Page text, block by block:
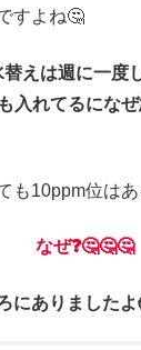
すよね🤔
替えは週に一度
入れてるにな
も10ppm位はあ
なぜ❓🤔🤔🤔
にありました